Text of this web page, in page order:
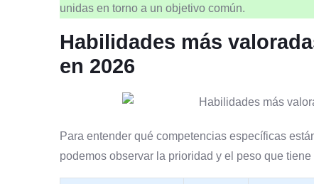
unidas en torno a un objetivo común.
Habilidades más
en 2026
Para entender qué competencias específicas
podemos observar la prioridad y el peso que